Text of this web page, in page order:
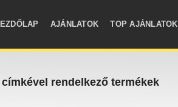
AJÁNLATOK TOP AJÁNLATOK
rendelkező termékek